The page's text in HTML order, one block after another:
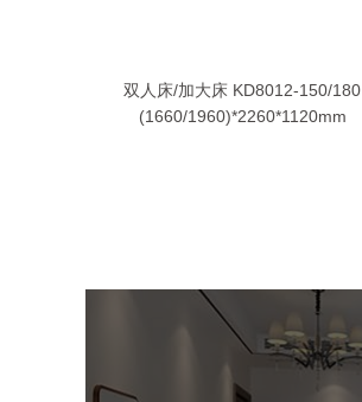
双人床/加大床 KD8012-150/180
(1660/1960)*2260*1120mm